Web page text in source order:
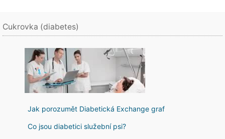
Cukrovka (diabetes)
Jak porozumět Diabetická Exchange graf
Co jsou diabetici služební psi?